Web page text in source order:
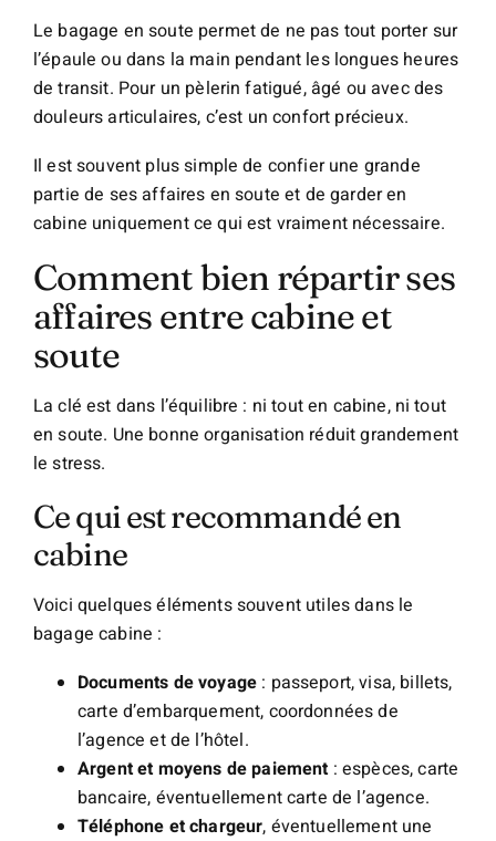
Le bagage en soute permet de ne pas tout porter sur
l’épaule ou dans la main pendant les longues heures
de transit. Pour un pèlerin fatigué, âgé ou avec des
douleurs articulaires, c’est un confort précieux.
Il est souvent plus simple de confier une grande
partie de ses affaires en soute et de garder en
cabine uniquement ce qui est vraiment nécessaire.
Comment bien répartir ses
affaires entre cabine et
soute
La clé est dans l’équilibre : ni tout en cabine, ni tout
en soute. Une bonne organisation réduit grandement
le stress.
Ce qui est recommandé en
cabine
Voici quelques éléments souvent utiles dans le
bagage cabine :
Documents de voyage : passeport, visa, billets,
carte d’embarquement, coordonnées de
l’agence et de l’hôtel.
Argent et moyens de paiement: espèces, carte
bancaire, éventuellement carte de l’agence.
Téléphone et chargeur, éventuellement une